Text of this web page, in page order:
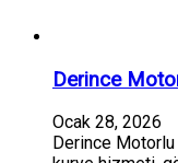
Derince
Ocak 28, 2026
Derince